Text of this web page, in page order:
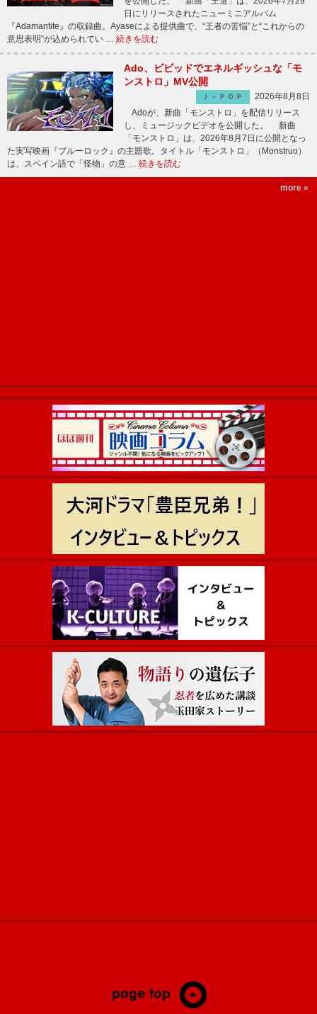
日にリリースされたニューミニアルバム
『Adamantite』の収録曲。Ayaseによる提供曲で、“王者の苦悩”と“これからの
意思表明”が込められてい … 続きを読む
Ado、ビビッドでエネルギッシュな「モ
ンストロ」MV公開
Ｊ－ＰＯＰ
2026年8月8日
Adoが、新曲「モンストロ」を配信リリース
し、ミュージックビデオを公開した。 新曲
「モンストロ」は、2026年8月7日に公開となっ
た実写映画『ブルーロック』の主題歌。タイトル「モンストロ」（Monstruo）
は、スペイン語で「怪物」の意 … 続きを読む
more »